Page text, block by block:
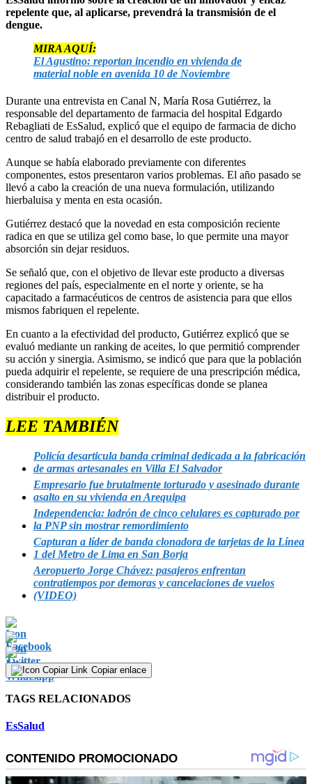
repelente que, al aplicarse, prevendrá la transmisión de el
dengue.
MIRA AQUÍ:
El Agustino: reportan incendio en vivienda de
material noble en avenida 10 de Noviembre
Durante una entrevista en Canal N, María Rosa Gutiérrez, la
responsable del departamento de farmacia del hospital Edgardo
Rebagliati de EsSalud, explicó que el equipo de farmacia de dicho
centro de salud trabajó en el desarrollo de este producto.
Aunque se había elaborado previamente con diferentes
componentes, estos presentaron varios problemas. El año pasado se
llevó a cabo la creación de una nueva formulación, utilizando
hierbaluisa y menta en esta ocasión.
Gutiérrez destacó que la novedad en esta composición reciente
radica en que se utiliza gel como base, lo que permite una mayor
absorción sin dejar residuos.
Se señaló que, con el objetivo de llevar este producto a diversas
regiones del país, especialmente en el norte y oriente, se ha
capacitado a farmacéuticos de centros de asistencia para que ellos
mismos fabriquen el repelente.
En cuanto a la efectividad del producto, Gutiérrez explicó que se
evaluó mediante un ranking de aceites, lo que permitió comprender
su acción y sinergia. Asimismo, se indicó que para que la población
pueda adquirir el repelente, se requiere de una prescripción médica,
considerando también las zonas específicas donde se planea
distribuir el producto.
LEE TAMBIÉN
Policía desarticula banda criminal dedicada a la fabricación
de armas artesanales en Villa El Salvador
Empresario fue brutalmente torturado y asesinado durante
asalto en su vivienda en Arequipa
Independencia: ladrón de cinco celulares es capturado por
la PNP sin mostrar remordimiento
Capturan a líder de banda clonadora de tarjetas de la Línea
1 del Metro de Lima en San Borja
Aeropuerto Jorge Chávez: pasajeros enfrentan
contratiempos por demoras y cancelaciones de vuelos
(VIDEO)
Copiar enlace
TAGS RELACIONADOS
EsSalud